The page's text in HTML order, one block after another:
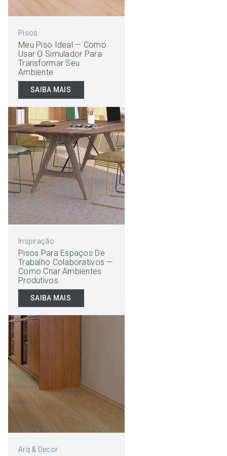
Pisos
Meu Piso Ideal — Como
Usar O Simulador Para
Transformar Seu
Ambiente
SAIBA MAIS
Inspiração
Pisos Para Espaços De
Trabalho Colaborativos —
Como Criar Ambientes
Produtivos
SAIBA MAIS
Arq & Decor